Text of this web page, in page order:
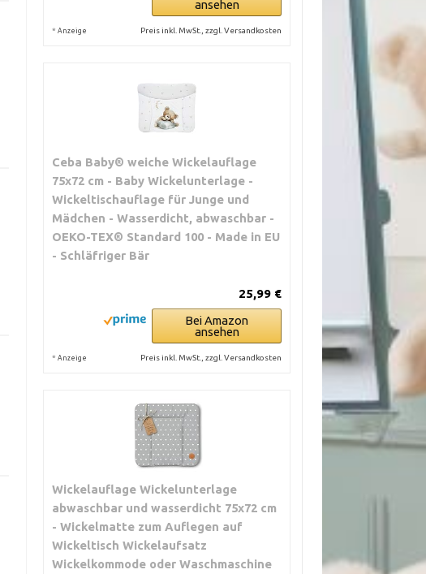
ansehen
* Anzeige Preis inkl. MwSt., zzgl. Versandkosten
Ceba Baby® weiche Wickelauflage
75x72 cm - Baby Wickelunterlage -
Wickeltischauflage für Junge und
Mädchen - Wasserdicht, abwaschbar -
OEKO-TEX® Standard 100 - Made in EU
- Schläfriger Bär
25,99 €
Bei Amazon
ansehen
* Anzeige Preis inkl. MwSt., zzgl. Versandkosten
Wickelauflage Wickelunterlage
abwaschbar und wasserdicht 75x72 cm
- Wickelmatte zum Auflegen auf
Wickeltisch Wickelaufsatz
Wickelkommode oder Waschmaschine